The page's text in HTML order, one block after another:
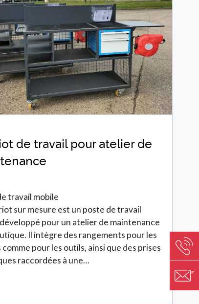
Image
Image
de travail pour atelier de
travail mobile
sur mesure est un poste de travail
pour un atelier de maintenance
Il intègre des rangements pour les
comme pour les outils, ainsi que des prises
raccordées à une…